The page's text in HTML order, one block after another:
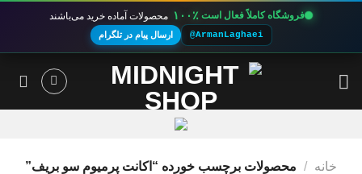
فروشگاه کاملاً فعال است ۱۰۰٪ محصولات آماده خرید می‌باشند
@ArmanLaghaei ارسال پیام در تلگرام
خانه / محصولات برچسب خورده “اکانت پرمیوم سو بریف”